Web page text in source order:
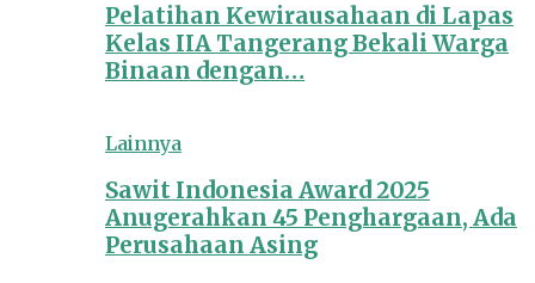
Pelatihan Kewirausahaan di Lapas
Kelas IIA Tangerang Bekali Warga
Binaan dengan…
Lainnya
Sawit Indonesia Award 2025
Anugerahkan 45 Penghargaan, Ada
Perusahaan Asing